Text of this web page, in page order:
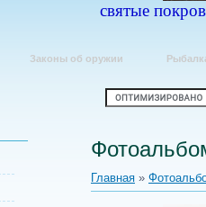
святые
Законы об оружии
Главная »